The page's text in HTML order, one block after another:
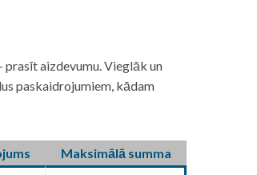
aizdevumu. Vieglāk un
paskaidrojumiem, kādam
Maksimālā summa